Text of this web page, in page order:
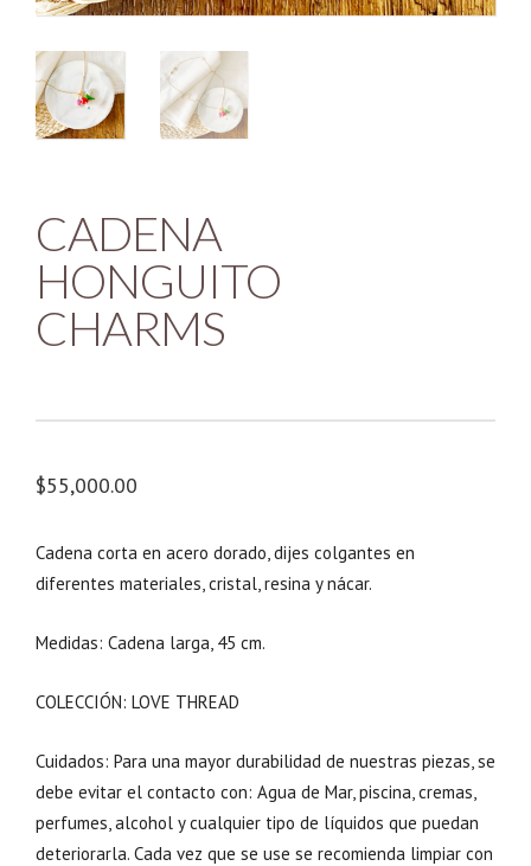
CADENA
HONGUITO
CHARMS
$55,000.00
Cadena corta en acero dorado, dijes colgantes en
diferentes materiales, cristal, resina y nácar.
Medidas: Cadena larga, 45 cm.
COLECCIÓN: LOVE THREAD
Cuidados: Para una mayor durabilidad de nuestras piezas, se
debe evitar el contacto con: Agua de Mar, piscina, cremas,
perfumes, alcohol y cualquier tipo de líquidos que puedan
deteriorarla. Cada vez que se use se recomienda limpiar con